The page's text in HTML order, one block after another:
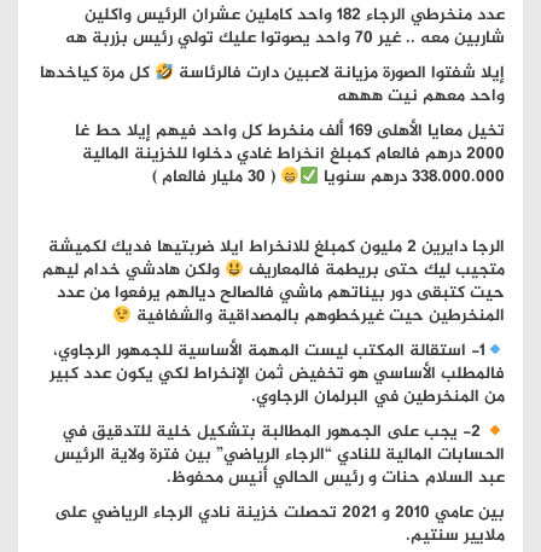
عدد منخرطي الرجاء 182 واحد كاملين عشران الرئيس واكلين
شاربين معه .. غير 70 واحد يصوتوا عليك تولي رئيس بزربة هه
إيلا شفتوا الصورة مزيانة لاعبين دارت فالرئاسة
كل مرة كياخدها
واحد معهم نيت هههه
تخيل معايا الأهلى 169 ألف منخرط كل واحد فيهم إيلا حط غا
2000 درهم فالعام كمبلغ انخراط غادي دخلوا للخزينة المالية
338.000.000 درهم سنويا
( 30 مليار فالعام )
الرجا دايرين 2 مليون كمبلغ للانخراط ايلا ضربتيها فديك لكميشة
متجيب ليك حتى بريطمة فالمعاريف
ولكن هادشي خدام ليهم
حيت كتبقى دور بيناتهم ماشي فالصالح ديالهم يرفعوا من عدد
المنخرطين حيت غيرخطوهم بالمصداقية والشفافية
1- استقالة المكتب ليست المهمة الأساسية للجمهور الرجاوي،
فالمطلب الأساسي هو تخفيض ثمن الإنخراط لكي يكون عدد كبير
من المنخرطين في البرلمان الرجاوي.
2- يجب على الجمهور المطالبة بتشكيل خلية للتدقيق في
الحسابات المالية للنادي “الرجاء الرياضي” بين فترة ولاية الرئيس
عبد السلام حنات و رئيس الحالي أنيس محفوظ.
بين عامي 2010 و 2021 تحصلت خزينة نادي الرجاء الرياضي على
ملايير سنتيم.